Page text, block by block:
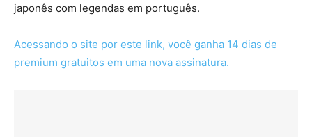
japonês com legendas em português.
Acessando o site por este link, você ganha 14 dias de
premium gratuitos em uma nova assinatura.